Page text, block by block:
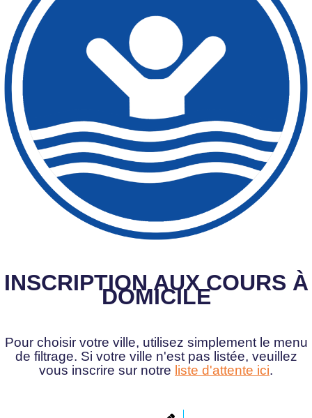
INSCRIPTION AUX COURS À
DOMICILE
Pour choisir votre ville, utilisez simplement le menu
de filtrage. Si votre ville n'est pas listée, veuillez
vous inscrire sur notre liste d'attente ici.